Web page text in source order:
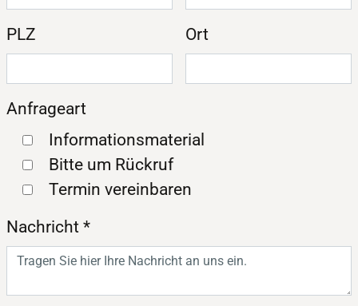
PLZ Ort
Anfrageart
Informationsmaterial
Bitte um Rückruf
Termin vereinbaren
Nachricht *